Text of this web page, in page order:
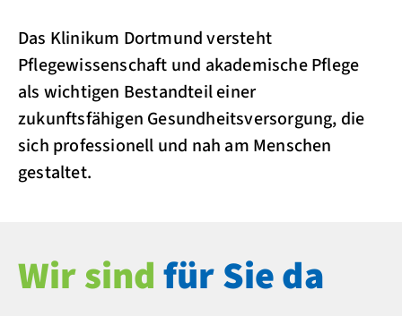
Das Klinikum Dortmund versteht
Pflegewissenschaft und akademische Pflege
als wichtigen Bestandteil einer
zukunftsfähigen Gesundheitsversorgung, die
sich professionell und nah am Menschen
gestaltet.
Wir sindfür Sie da